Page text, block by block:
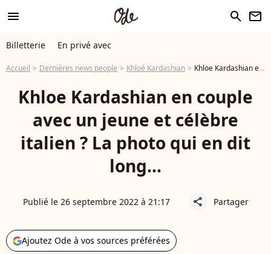
menu search newsletter
Billetterie En privé avec
Accueil Dernières news people Khloé Kardashian Khloe Kardashian en couple avec un jeune et célèbre italien ? La photo qui en dit long...
Khloe Kardashian en couple
avec un jeune et célèbre
italien ? La photo qui en dit
long...
Publié le 26 septembre 2022 à 21:17 share Partager
Ajoutez Ode à vos sources préférées